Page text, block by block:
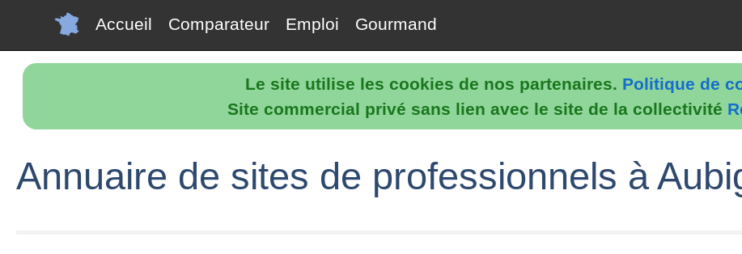
Le site utilise les cookies de nos partenaires. Politique de
Site commercial privé sans lien avec le site de la collectivité
Accueil Comparateur Emploi Gourmand
Annuaire de sites de professionnels à